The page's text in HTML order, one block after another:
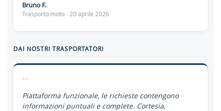
Bruno F.
Trasporto moto · 20 aprile 2026
DAI NOSTRI TRASPORTATORI
“
Piattaforma funzionale, le richieste contengono
informazioni puntuali e complete. Cortesia,